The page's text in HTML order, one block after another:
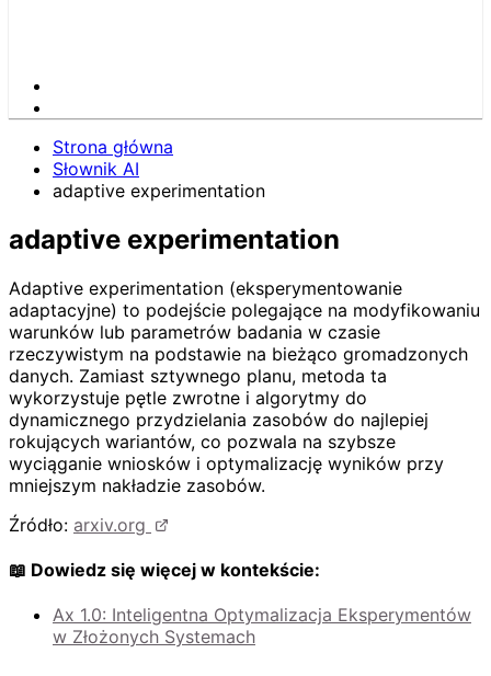
Strona główna
Słownik AI
adaptive experimentation
adaptive experimentation
Adaptive experimentation (eksperymentowanie
adaptacyjne) to podejście polegające na modyfikowaniu
warunków lub parametrów badania w czasie
rzeczywistym na podstawie na bieżąco gromadzonych
danych. Zamiast sztywnego planu, metoda ta
wykorzystuje pętle zwrotne i algorytmy do
dynamicznego przydzielania zasobów do najlepiej
rokujących wariantów, co pozwala na szybsze
wyciąganie wniosków i optymalizację wyników przy
mniejszym nakładzie zasobów.
Źródło: arxiv.org
📖 Dowiedz się więcej w kontekście:
Ax 1.0: Inteligentna Optymalizacja Eksperymentów
w Złożonych Systemach